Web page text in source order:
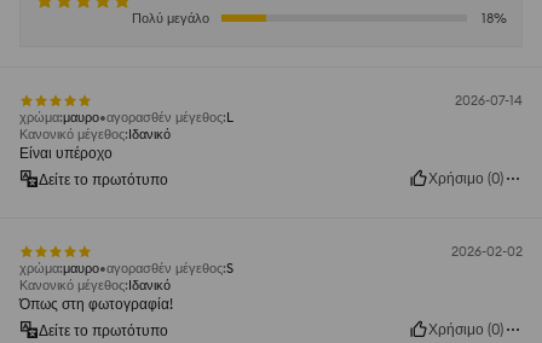
Πολύ μεγάλο
18%
2026-07-14
χρώμα:μαυρο αγορασθέν μέγεθος:L
Κανονικό μέγεθος:Ιδανικό
Είναι υπέροχο
Δείτε το πρωτότυπο
Χρήσιμο (0)
2026-02-02
χρώμα:μαυρο αγορασθέν μέγεθος:S
Κανονικό μέγεθος:Ιδανικό
Όπως στη φωτογραφία!
Δείτε το πρωτότυπο
Χρήσιμο (0)